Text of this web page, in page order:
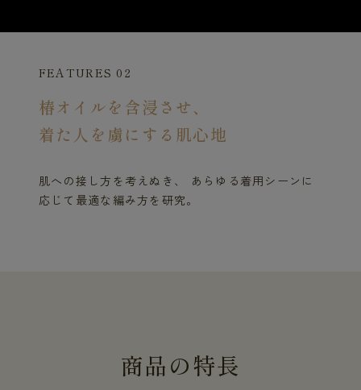
FEATURES 02
椿オイルを含浸させ、
着た人を虜にする肌心地
肌への接し方を考えぬき、 あらゆる着用シーンに
応じて最適な編み方を研究。
商品の特長